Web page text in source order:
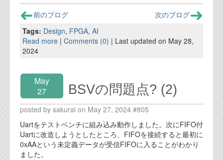
前のブログ
次のブログ
Tags: Design, FPGA, AI
Read more | Comments (0) | Last updated on May 28,
2024
May
27
BSVの問題点? (2)
posted by sakurai on May 27, 2024 #805
Uartをテストベンチに組み込み動作しました。次にFIFO付
Uartに改造しようとしたところ、FIFOを接続すると最初に
0xAAという未定義データが受信FIFOに入ることがわかり
ました。